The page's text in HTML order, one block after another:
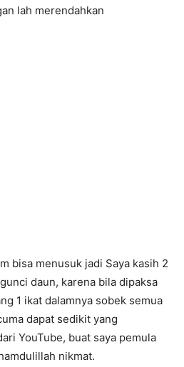
lah merendahkan
bisa menusuk jadi Saya kasih 2
daun, karena bila dipaksa
1 ikat dalamnya sobek semua
dapat sedikit yang
YouTube, buat saya pemula
nikmat.